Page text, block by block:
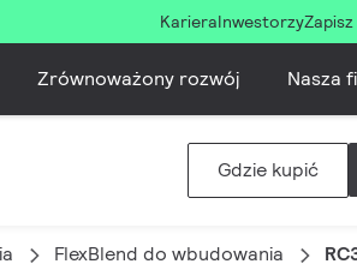
KarieraInwestorzy
Zrównoważony rozwój Nasza
Gdzie kupić
FlexBlend do wbudowania